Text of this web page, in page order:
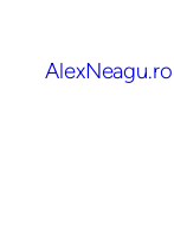
AlexNeagu.ro